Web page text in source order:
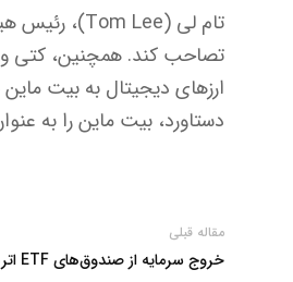
ارزهای دیجیتال به بیت
دستاورد، بیت ماین را به
مقاله قبلی
خروج سرمایه از صندوق‌های ETF اتریوم پس از ۸ روز ورود نقدینگی